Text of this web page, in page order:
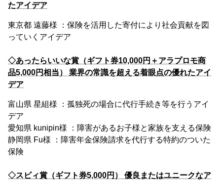
たアイデア
東京都 遠藤様 ：保険を活用した寄付により社会貢献を図
っていくアイデア
◇あったらいいな賞（ギフト券10,000円＋アラプロモ商
品5,000円相当） 業界の常識を超える着眼点の優れたアイ
デア
富山県 星組様 ：孤独死の場合に代行手続き等を行うアイ
デア
愛知県 kunipin様 ：障害があるお子様と家族を支える保険
静岡県 Fu様 ：障害年金保険請求を代行する特約のついた
保険
◇スビィ賞（ギフト券5,000円） 優良またはユニークなア